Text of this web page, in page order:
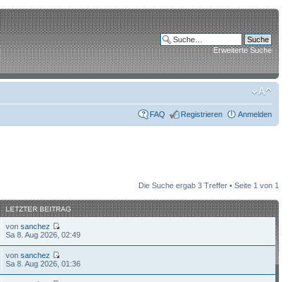
Erweiterte Suche
FAQ Registrieren Anmelden
Die Suche ergab 3 Treffer • Seite 1 von 1
LETZTER BEITRAG
vonsanchez
Sa 8. Aug 2026, 02:49
vonsanchez
Sa 8. Aug 2026, 01:36